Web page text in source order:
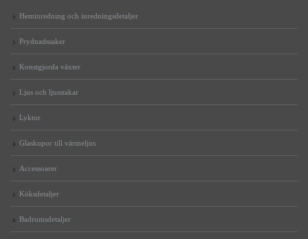
Heminredning och inredningsdetaljer
Prydnadssaker
Konstgjorda växter
Ljus och ljusstakar
Lyktor
Glaskupor till värmeljus
Accessoarer
Köksdetaljer
Badrumsdetaljer